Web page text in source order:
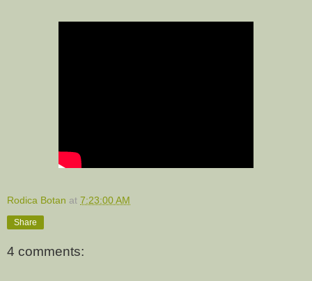
Rodica Botan at 7:23:00 AM
Share
4 comments: